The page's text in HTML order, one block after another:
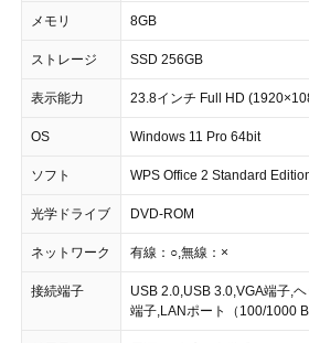
メモリ 8GB
ストレージ SSD 256GB
表示能力 23.8インチ Full HD
OS Windows 11 Pro 64bit
ソフト WPS Office 2 Standard
光学ドライブ DVD-ROM
ネットワーク 有線：○,無線：×
接続端子
USB 2.0,USB 3.0,VGA端子,
端子,LANポート（100/1000